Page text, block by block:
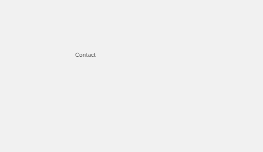
Contact